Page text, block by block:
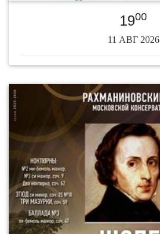
1900
11 АВГ 2026